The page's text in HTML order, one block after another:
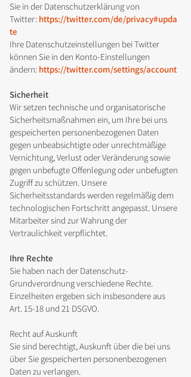
Sie in der Datenschutzerklärung von
Twitter: https://twitter.com/de/privacy#upda
te
Ihre Datenschutzeinstellungen bei Twitter
können Sie in den Konto-Einstellungen
ändern: https://twitter.com/settings/account
Sicherheit
Wir setzen technische und organisatorische
Sicherheitsmaßnahmen ein, um Ihre bei uns
gespeicherten personenbezogenen Daten
gegen unbeabsichtigte oder unrechtmäßige
Vernichtung, Verlust oder Veränderung sowie
gegen unbefugte Offenlegung oder unbefugten
Zugriff zu schützen. Unsere
Sicherheitsstandards werden regelmäßig dem
technologischen Fortschritt angepasst. Unsere
Mitarbeiter sind zur Wahrung der
Vertraulichkeit verpflichtet.
Ihre Rechte
Sie haben nach der Datenschutz-
Grundverordnung verschiedene Rechte.
Einzelheiten ergeben sich insbesondere aus
Art. 15-18 und 21 DSGVO.
Recht auf Auskunft
Sie sind berechtigt, Auskunft über die bei uns
über Sie gespeicherten personenbezogenen
Daten zu verlangen.